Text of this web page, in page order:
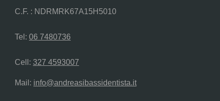
C.F. : NDRMRK67A15H5010
Tel: 06 7480736
Cell: 327 4593007
Mail: info@andreasibassidentista.it